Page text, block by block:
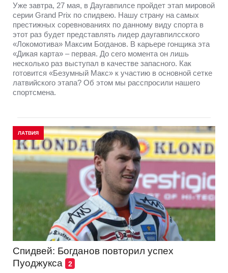
Уже завтра, 27 мая, в Даугавпилсе пройдет этап мировой
серии Grand Prix по спидвею. Нашу страну на самых
престижных соревнованиях по данному виду спорта в
этот раз будет представлять лидер даугавпилсского
«Локомотива» Максим Богданов. В карьере гонщика эта
«Дикая карта» – первая. До сего момента он лишь
несколько раз выступал в качестве запасного. Как
готовится «Безумный Макс» к участию в основной сетке
латвийского этапа? Об этом мы расспросили нашего
спортсмена.
ЛАТВИЯ
Спидвей: Богданов повторил успех
Пуоджукса
2